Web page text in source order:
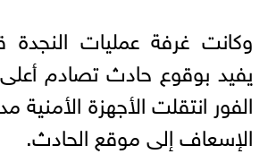
وكانت غرفة عمليات النجدة
يفيد بوقوع حادث تصادم
الفور انتقلت الأجهزة الأمنية
الإسعاف إلى موقع الحادث.